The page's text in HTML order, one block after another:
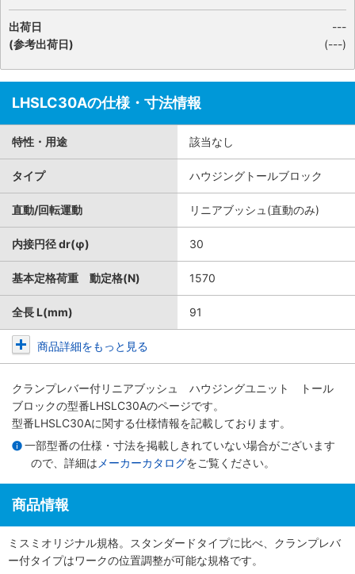
出荷日
(参考出荷日)
---
(---)
LHSLC30Aの仕様・寸法情報
特性・用途 該当なし
タイプ ハウジングトールブロック
直動/回転運動 リニアブッシュ(直動のみ)
内接円径 dr(φ) 30
基本定格荷重 動定格(N) 1570
全長 L(mm) 91
商品詳細をもっと見る
クランプレバー付リニアブッシュ ハウジングユニット トール
ブロックの型番LHSLC30Aのページです。
型番LHSLC30Aに関する仕様情報を記載しております。
一部型番の仕様・寸法を掲載しきれていない場合がございます
ので、詳細は メーカーカタログをご覧ください。
商品情報
ミスミオリジナル規格。スタンダードタイプに比べ、クランプレバ
ー付タイプはワークの位置調整が可能な規格です。